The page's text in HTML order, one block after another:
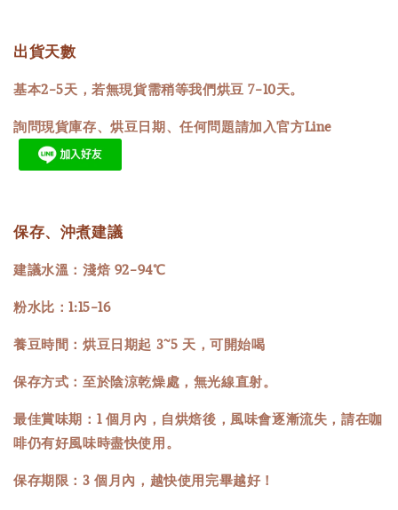
出貨天數
基本2-5天，若無現貨需稍等我們烘豆 7-10天。
詢問現貨庫存、烘豆日期、任何問題請加入官方Line
保存、沖煮建議
建議水溫：淺焙 92-94℃
粉水比：1:15-16
養豆時間：烘豆日期起 3~5 天，可開始喝
保存方式：至於陰涼乾燥處，無光線直射。
最佳賞味期：1 個月內，自烘焙後，風味會逐漸流失，請在咖
啡仍有好風味時盡快使用。
保存期限：3 個月內，越快使用完畢越好！